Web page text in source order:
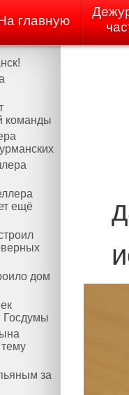
главную
команды
ещё
дом
Госдумы
за